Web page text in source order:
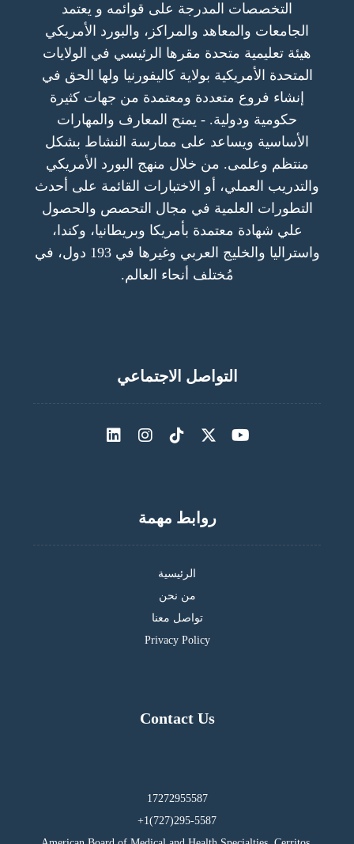
التخصصات المدرجة على قوائمه و يعتمد
الجامعات والمعاهد والمراكز، والبورد الأمريكي
هيئة تعليمية متحدة مقرها الرئيسي في الولايات
المتحدة الأمريكية بولاية كاليفورنيا ولها الحق في
إنشاء فروع متعددة ومعتمدة من جهات كثيرة
حكومية ودولية. - يمنح المعارف والمهارات
الأساسية ويساعد على ممارسة النشاط بشكل
منتظم وعلمى. من خلال منهج البورد الأمريكي
والتدريب العملي، أو الاختبارات القائمة على أحدث
التطورات العلمية في مجال التحصص والحصول
علي شهادة معتمدة بأمريكا وبريطانيا، وكندا،
واستراليا والخليج العربي وغيرها في 193 دول، في
مُختلف أنحاء العالم.
التواصل الاجتماعي
روابط مهمة
الرئيسية
من نحن
تواصل معنا
Privacy Policy
Contact Us
17272955587
295-5587(727)1+